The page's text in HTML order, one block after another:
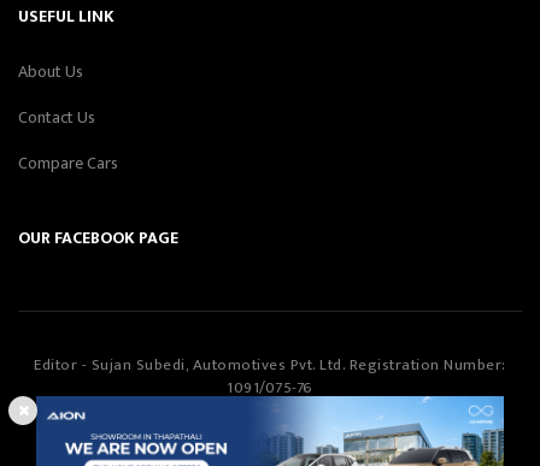
USEFUL LINK
About Us
Contact Us
Compare Cars
OUR FACEBOOK PAGE
Editor - Sujan Subedi, Automotives Pvt. Ltd. Registration Number:
1091/075-76
©Copyright2026Automotives Pvt. LtdAll Rights Reserved.
Designed & Developed by
Smartway Learning Technologies